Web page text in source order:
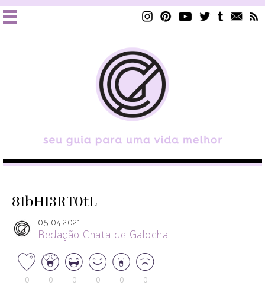
81bHI3RT0tL
05.04.2021
Redação Chata de Galocha
0 0 0 0 0 0